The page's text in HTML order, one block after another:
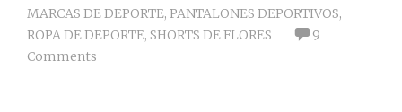
MARCAS DE DEPORTE, PANTALONES DEPORTIVOS,
ROPA DE DEPORTE, SHORTS DE FLORES
9
Comments